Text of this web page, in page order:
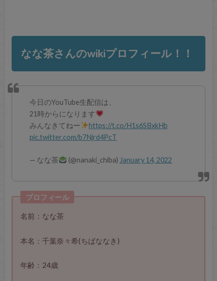
なな茶さんのwikiプロフィール！！
今日のYouTube生配信は、
21時からになります
みんなきてねー
https://t.co/H1s6SBxkHb
pic.twitter.com/b7Njrd4PcT
— なな茶 (@nanaki_chiba) January 14, 2022
プロフィール
名前：なな茶
本名：千葉奈々希(ちばななき)
年齢：24歳